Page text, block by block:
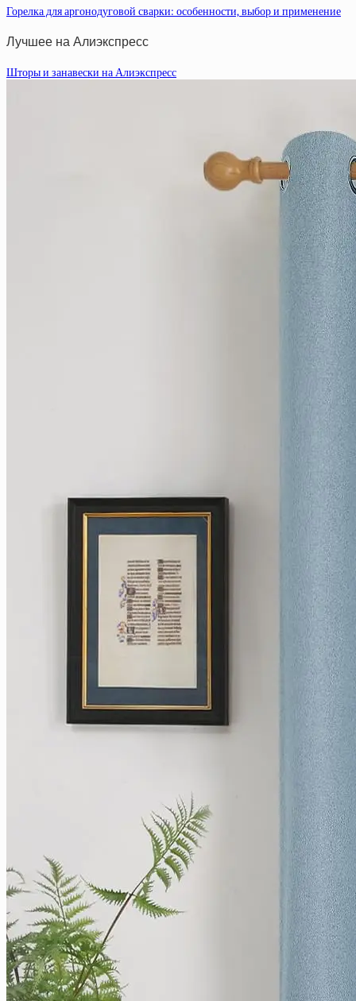
Горелка для аргонодуговой сварки: особенности, выбор и применение
Лучшее на Алиэкспресс
Шторы и занавески на Алиэкспресс